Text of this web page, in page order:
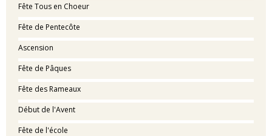
Fête Tous en Choeur
Fête de Pentecôte
Ascension
Fête de Pâques
Fête des Rameaux
Début de l'Avent
Fête de l'école